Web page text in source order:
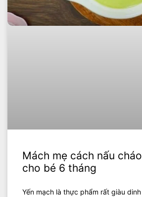
Mách mẹ cách nấu
cho bé 6 tháng
Yến mạch là thực phẩm rất giàu